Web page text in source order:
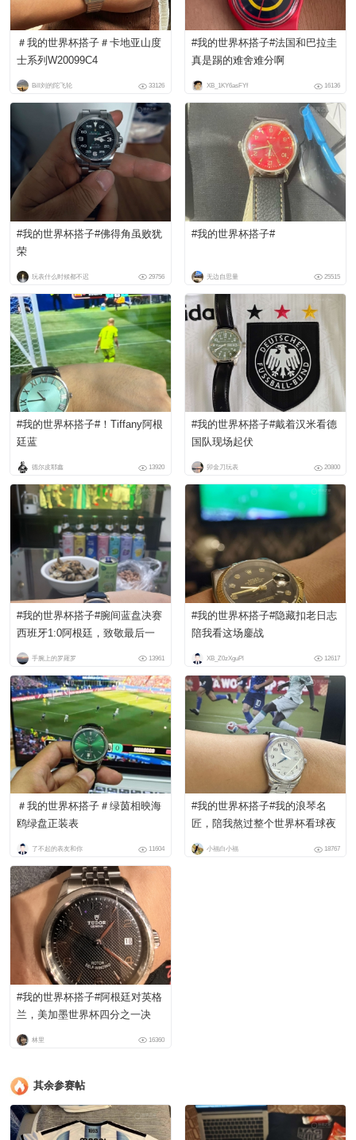
＃我的世界杯搭子＃卡地亚山度
士系列W20099C4
Bill刘的陀飞轮 33126
#我的世界杯搭子#法国和巴拉圭
真是踢的难舍难分啊
XB_1KY6asFYf 16136
#我的世界杯搭子#佛得角虽败犹
荣
玩表什么时候都不迟 29756
#我的世界杯搭子#
无边自思量 25515
#我的世界杯搭子#！Tiffany阿根
廷蓝
德尔皮耶鑫 13920
#我的世界杯搭子#戴着汉米看德
国队现场起伏
卯金刀玩表 20800
#我的世界杯搭子#腕间蓝盘决赛
西班牙1:0阿根廷，致敬最后一
舞。
手腕上的罗羅罗 13961
#我的世界杯搭子#隐藏扣老日志
陪我看这场鏖战
XB_Z0zXguPl 12617
＃我的世界杯搭子＃绿茵相映海
鸥绿盘正装表
了不起的表友和你 11604
#我的世界杯搭子#我的浪琴名
匠，陪我熬过整个世界杯看球夜
小福白小福 18767
#我的世界杯搭子#阿根廷对英格
兰，美加墨世界杯四分之一决
赛，补时绝杀，劳塔罗。
林里 16360
其余参赛帖